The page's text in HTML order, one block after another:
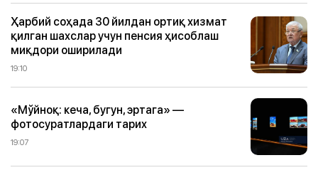
Ҳарбий соҳада 30 йилдан ортиқ хизмат
қилган шахслар учун пенсия ҳисоблаш
миқдори оширилади
19:10
«Мўйноқ: кеча, бугун, эртага» —
фотосуратлардаги тарих
19:07